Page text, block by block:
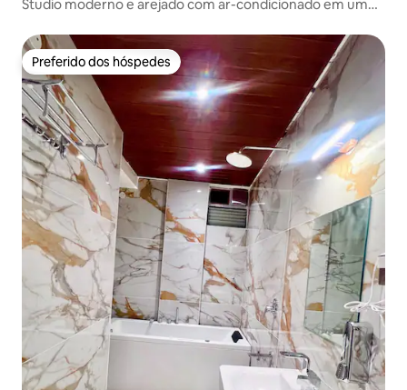
Studio moderno e arejado com ar-condicionado em um
Preferido dos hóspedes
Preferido dos hóspedes